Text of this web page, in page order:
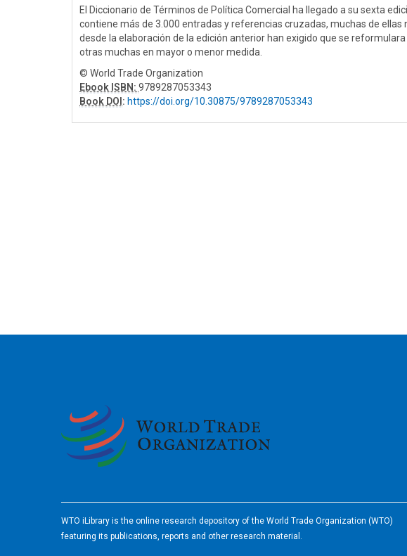
El Diccionario de Términos de Política Comercial ha llegado a su sexta
contiene más de 3.000 entradas y referencias cruzadas, muchas de ellas
desde la elaboración de la edición anterior han exigido que se
otras muchas en mayor o menor medida.
© World Trade Organization
Ebook ISBN: 9789287053343
Book DOI : https://doi.org/10.30875/9789287053343
WTO iLibrary is the online research depository of the World Trade Organization (WTO)
featuring its publications, reports and other research material.